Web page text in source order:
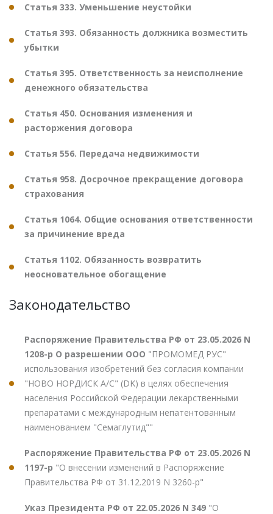
Статья 333. Уменьшение неустойки
Статья 393. Обязанность должника возместить
убытки
Статья 395. Ответственность за неисполнение
денежного обязательства
Статья 450. Основания изменения и
расторжения договора
Статья 556. Передача недвижимости
Статья 958. Досрочное прекращение договора
страхования
Статья 1064. Общие основания ответственности
за причинение вреда
Статья 1102. Обязанность возвратить
неосновательное обогащение
Законодательство
Распоряжение Правительства РФ от 23.05.2026 N
1208-р О разрешении ООО "ПРОМОМЕД РУС"
использования изобретений без согласия компании
"НОВО НОРДИСК А/С" (DK) в целях обеспечения
населения Российской Федерации лекарственными
препаратами с международным непатентованным
наименованием "Семаглутид""
Распоряжение Правительства РФ от 23.05.2026 N
1197-р "О внесении изменений в Распоряжение
Правительства РФ от 31.12.2019 N 3260-р"
Указ Президента РФ от 22.05.2026 N 349 "О